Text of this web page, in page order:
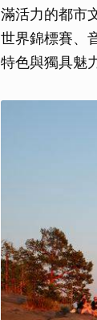
滿活力的都市
世界錦標賽、
特色與獨具魅